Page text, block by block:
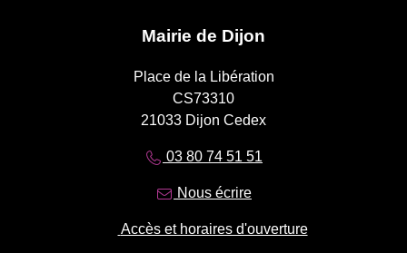
Mairie de Dijon
Place de la Libération
CS73310
21033 Dijon Cedex
03 80 74 51 51
Nous écrire
Accès et horaires d'ouverture